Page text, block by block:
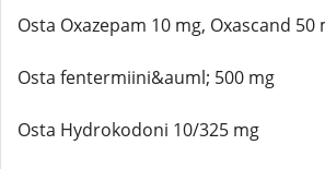
Osta Oxazepam 10 mg, Oxascand 50
Osta fentermiini&auml; 500 mg
Osta Hydrokodoni 10/325 mg